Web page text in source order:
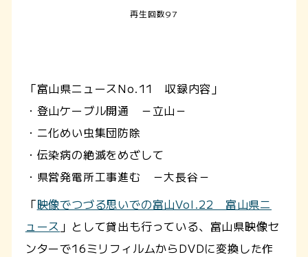
再生回数97
「富山県ニュースNo.11 収録内容」
・登山ケーブル開通 －立山－
・ニ化めい虫集団防除
・伝染病の絶滅をめざして
・県営発電所工事進む －大長谷－
「映像でつづる思いでの富山Vol.22 富山県ニ
ュース 」として貸出も行っている、富山県映像セ
ンターで16ミリフィルムからDVDに変換した作